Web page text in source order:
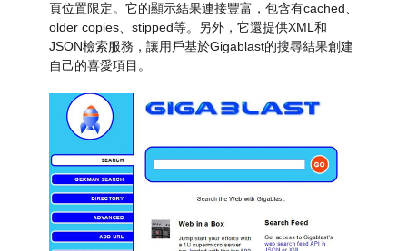
頁位置限定。它的顯示結果連接豐富，包含有cached、
older copies、stipped等。另外，它還提供XML和
JSON檢索服務，讓用戶基於Gigablast的搜尋結果創建
自己的喜愛項目。